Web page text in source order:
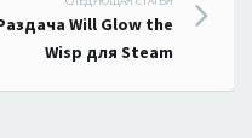
Will Glow the
Wisp для Steam